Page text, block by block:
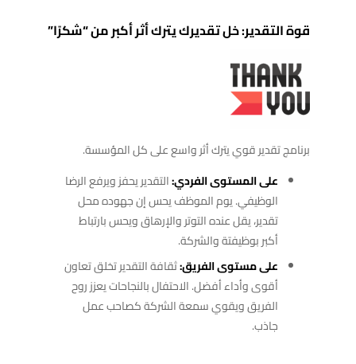
قوة التقدير: خل تقديرك يترك أثر أكبر من “شكرًا”
برنامج تقدير قوي يترك أثر واسع على كل المؤسسة.
على المستوى الفردي:التقدير يحفز ويرفع الرضا
الوظيفي. يوم الموظف يحس إن جهوده محل
تقدير، يقل عنده التوتر والإرهاق ويحس بارتباط
أكبر بوظيفتة والشركة.
على مستوى الفريق:ثقافة التقدير تخلق تعاون
أقوى وأداء أفضل. الاحتفال بالنجاحات يعزز روح
الفريق ويقوي سمعة الشركة كصاحب عمل
جاذب.